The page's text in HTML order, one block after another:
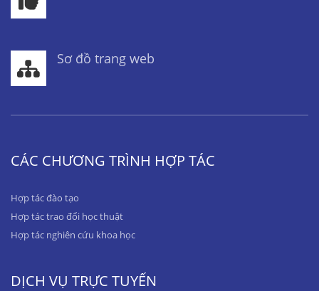
Sơ đồ trang web
CÁC CHƯƠNG TRÌNH HỢP TÁC
Hợp tác đào tạo
Hợp tác trao đổi học thuật
Hợp tác nghiên cứu khoa học
DỊCH VỤ TRỰC TUYẾN